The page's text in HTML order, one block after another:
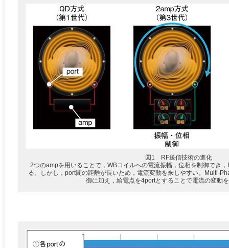
図1 RF送信技術の進化
2つのampを用いることで，WBコイルへの電流振幅，位相を制御でき
る。しかし，port間の距離が長いため，電流変動を来しやすい。Multi-
御に加え，給電点を4portとすることで電流の変動